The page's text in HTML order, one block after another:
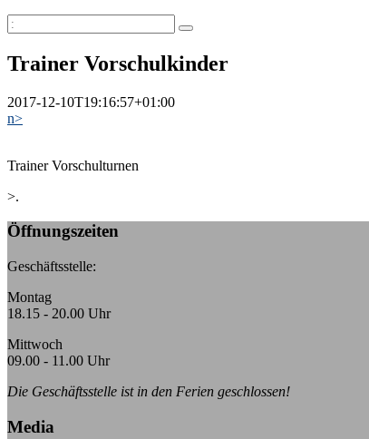
Trainer Vorschulkinder
2017-12-10T19:16:57+01:00
n>
Trainer Vorschulturnen
>.
Öffnungszeiten
Geschäftsstelle:
Montag
18.15 - 20.00 Uhr
Mittwoch
09.00 - 11.00 Uhr
Die Geschäftsstelle ist in den Ferien geschlossen!
Media